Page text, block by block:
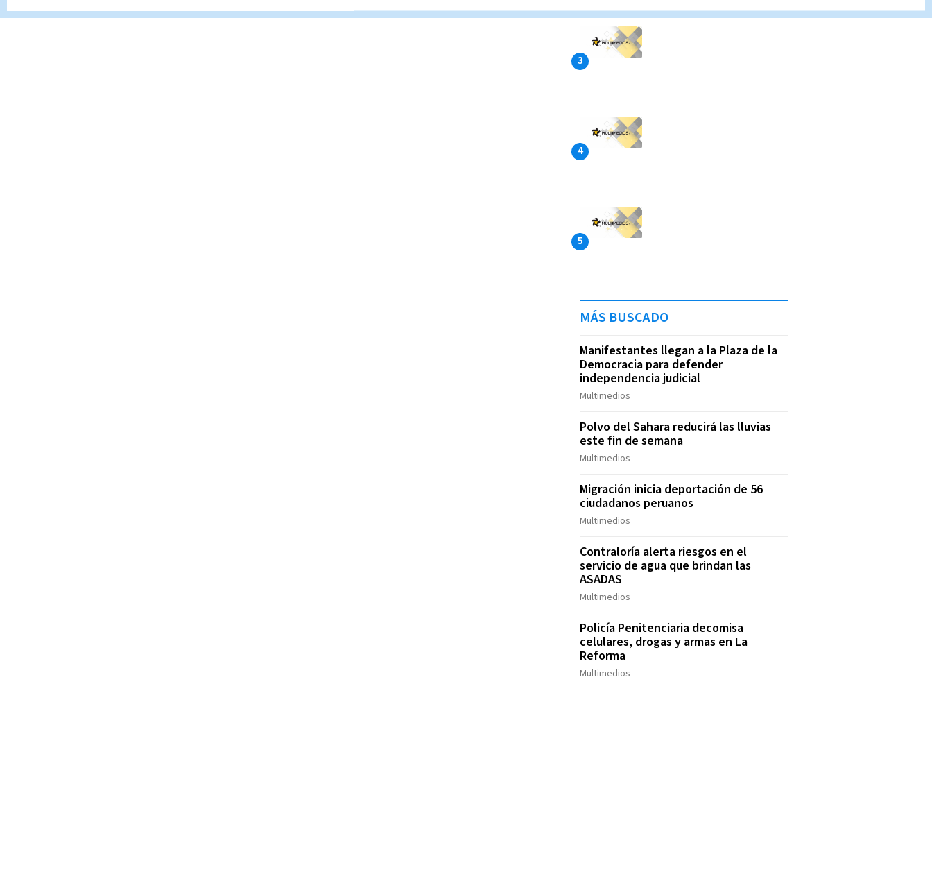
MÁS BUSCADO
Manifestantes llegan a la Plaza de la
Democracia para defender
independencia judicial
Multimedios
Polvo del Sahara reducirá las lluvias
este fin de semana
Multimedios
Migración inicia deportación de 56
ciudadanos peruanos
Multimedios
Contraloría alerta riesgos en el
servicio de agua que brindan las
ASADAS
Multimedios
Policía Penitenciaria decomisa
celulares, drogas y armas en La
Reforma
Multimedios